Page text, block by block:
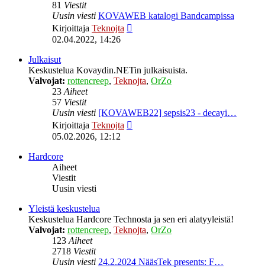
81 Viestit
Uusin viesti KOVAWEB katalogi Bandcampissa
Kirjoittaja Teknojta
02.04.2022, 14:26
Julkaisut
Keskustelua Kovaydin.NETin julkaisuista.
Valvojat: rottencreep, Teknojta, OrZo
23Aiheet
57 Viestit
Uusin viesti [KOVAWEB22] sepsis23 - decayi…
Kirjoittaja Teknojta
05.02.2026, 12:12
Hardcore
Aiheet
Viestit
Uusin viesti
Yleistä keskustelua
Keskustelua Hardcore Technosta ja sen eri alatyyleistä!
Valvojat: rottencreep, Teknojta, OrZo
123Aiheet
2718 Viestit
Uusin viesti 24.2.2024 NääsTek presents: F…